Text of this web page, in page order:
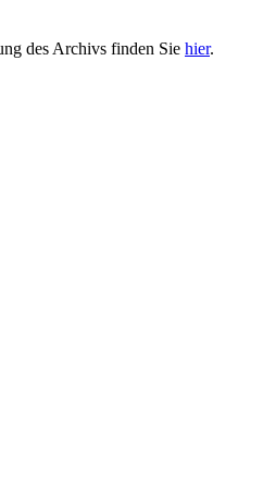
des Archivs finden Sie hier.